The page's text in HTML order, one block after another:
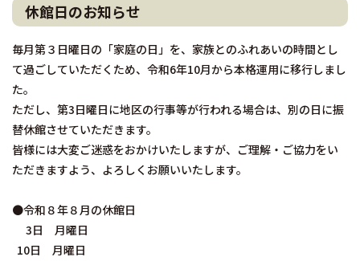
休館日のお知らせ
毎月第３日曜日の「家庭の日」を、家族とのふれあいの時間とし
て過ごしていただくため、令和6年10月から本格運用に移行しまし
た。
ただし、第3日曜日に地区の行事等が行われる場合は、別の日に振
替休館させていただきます。
皆様には大変ご迷惑をおかけいたしますが、ご理解・ご協力をい
ただきますよう、よろしくお願いいたします。
●令和８年８月の休館日
3日 月曜日
10日 月曜日